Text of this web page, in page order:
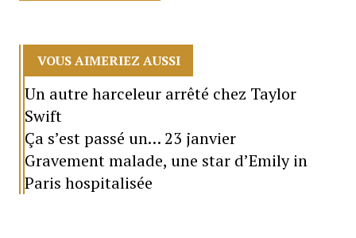
VOUS AIMERIEZ AUSSI
Un autre harceleur arrêté chez Taylor
Swift
Ça s’est passé un… 23 janvier
Gravement malade, une star d’Emily in
Paris hospitalisée